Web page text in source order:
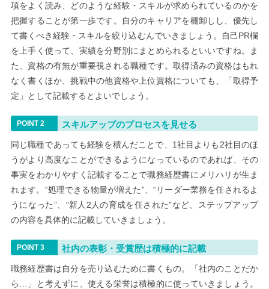
項をよく読み、どのような経験・スキルが求められているのかを
把握することが第一歩です。自分のキャリアを棚卸しし、優先し
て書くべき経験・スキルを絞り込むんでいきましょう。自己PR欄
を上手く使って、実績を分野別にまとめられるといいですね。ま
た、資格の有無が重要視される職種です。取得済みの資格はもれ
なく書くほか、挑戦中の他資格や上位資格についても、「取得予
定」として記載するとよいでしょう。
スキルアップのプロセスを見せる
同じ職種であっても経験を積んだことで、1社目よりも2社目のほ
うがより高度なことができるようになっているのであれば、その
事実をわかりやすく記載することで職務経歴書にメリハリが生ま
れます。“処理できる物量が増えた”、“リーダー業務を任されるよ
うになった”、“新人2人の育成を任された”など、ステップアップ
の内容を具体的に記載していきましょう。
社内の表彰・受賞歴は積極的に記載
職務経歴書は自分を売り込むために書くもの。「社内のことだか
ら…」と考えずに、使える栄誉は積極的に使っていきましょう。